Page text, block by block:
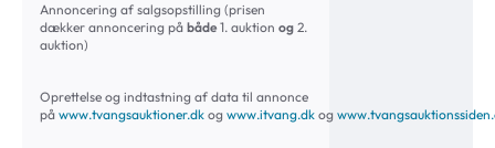
Annoncering af salgsopstilling (prisen
dækker annoncering på både1. auktion og 2.
auktion)
Oprettelse og indtastning af data til annonce
på www.tvangsauktioner.dk og www.itvang.dk og